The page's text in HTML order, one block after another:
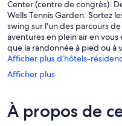
Center (centre de congrès).
Wells Tennis Garden. Sortez
swing sur l'un des parcours
aventures en plein air en
que la randonnée à pied ou à
Afficher plus d’hôtels-
Afficher plus
À propos de